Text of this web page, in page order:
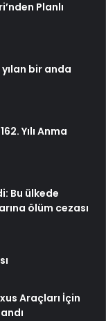
Planlı
bir anda
Yılı Anma
Bu ülkede
ölüm cezası
Araçları İçin